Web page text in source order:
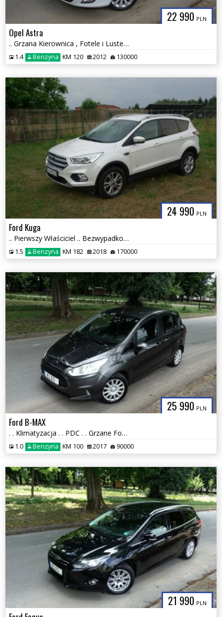
22 990 PLN
Opel Astra
.. Grzana Kierownica , Fotele i Lusterka .. Klimatyzacja .. Tempomat
1.4 Benzyna KM 120 2012 130000
24 990 PLN
Ford Kuga
.. Pierwszy Właściciel .. Bezwypadkowy .. Kamera .. Navi .. 2 x PDC ..
1.5 Benzyna KM 182 2018 170000
25 990 PLN
Ford B-MAX
. . Klimatyzacja . . PDC . . Grzane Fotele , Szyby i Lusterka . .
1.0 Benzyna KM 100 2017 90000
21 990 PLN